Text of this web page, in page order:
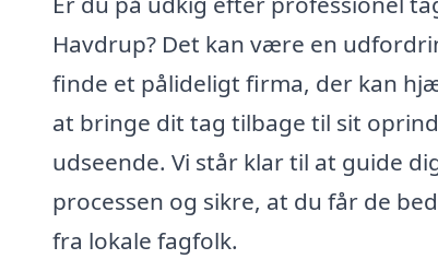
Havdrup? Det kan være en
finde et pålideligt firma, der kan
at bringe dit tag tilbage til sit
udseende. Vi står klar til at guide
processen og sikre, at du får de
fra lokale fagfolk.